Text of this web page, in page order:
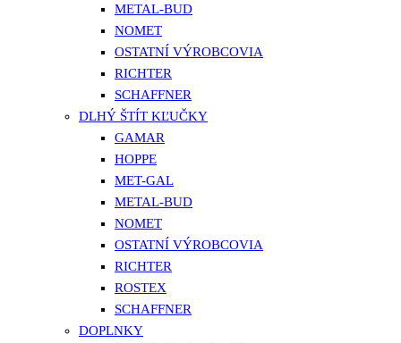
METAL-BUD
NOMET
OSTATNÍ VÝROBCOVIA
RICHTER
SCHAFFNER
DLHÝ ŠTÍT KĽUČKY
GAMAR
HOPPE
MET-GAL
METAL-BUD
NOMET
OSTATNÍ VÝROBCOVIA
RICHTER
ROSTEX
SCHAFFNER
DOPLNKY